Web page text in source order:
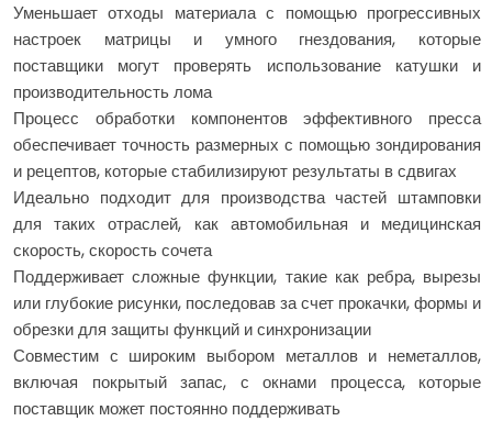
Уменьшает отходы материала с помощью прогрессивных
настроек матрицы и умного гнездования, которые
поставщики могут проверять использование катушки и
производительность лома
Процесс обработки компонентов эффективного пресса
обеспечивает точность размерных с помощью зондирования
и рецептов, которые стабилизируют результаты в сдвигах
Идеально подходит для производства частей штамповки
для таких отраслей, как автомобильная и медицинская
скорость, скорость сочета
Поддерживает сложные функции, такие как ребра, вырезы
или глубокие рисунки, последовав за счет прокачки, формы и
обрезки для защиты функций и синхронизации
Совместим с широким выбором металлов и неметаллов,
включая покрытый запас, с окнами процесса, которые
поставщик может постоянно поддерживать